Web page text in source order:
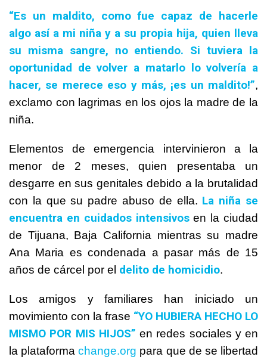
“Es un maldito, como fue capaz de hacerle
algo así a mi niña y a su propia hija, quien lleva
su misma sangre, no entiendo. Si tuviera la
oportunidad de volver a matarlo lo volvería a
hacer, se merece eso y más, ¡es un maldito!”,
exclamo con lagrimas en los ojos la madre de la
niña.
Elementos de emergencia intervinieron a la
menor de 2 meses, quien presentaba un
desgarre en sus genitales debido a la brutalidad
con la que su padre abuso de ella. La niña se
encuentra en cuidados intensivosen la ciudad
de Tijuana, Baja California mientras su madre
Ana Maria es condenada a pasar más de 15
años de cárcel por el delito de homicidio.
Los amigos y familiares han iniciado un
movimiento con la frase “YO HUBIERA HECHO LO
MISMO POR MIS HIJOS” en redes sociales y en
la plataformachange.org para que de se libertad